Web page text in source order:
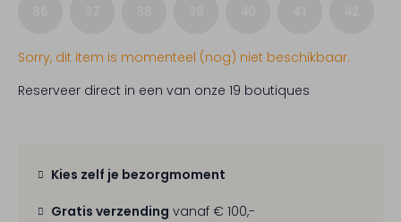
Sorry, dit item is momenteel (nog) niet beschikbaar.
Reserveer direct in een van onze 19 boutiques
Kies zelf je bezorgmoment
Gratis verzending vanaf € 100,-